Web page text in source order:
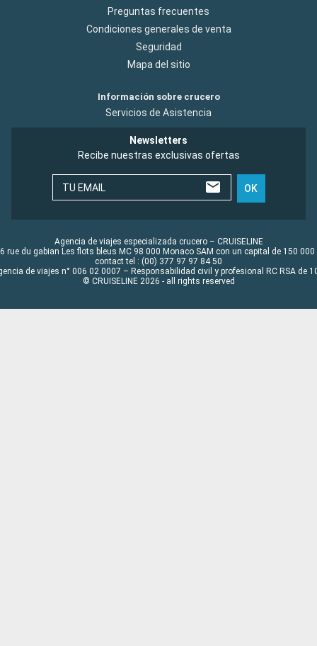
Preguntas frecuentes
Condiciones generales de venta
Seguridad
Mapa del sitio
Información sobre crucero
Servicios de Asistencia
Newsletters
Recibe nuestras exclusivas ofertas
TU EMAIL OK
Agencia de viajes especializada crucero – CRUISELINE
rue du gabian Les flots bleus MC 98 000 Monaco SAM con un capital de 150 000
contact tel : (00) 377 97 97 84 50
de viajes n° 006 02 0007 – Responsabilidad civil y profesional RC RSA de
© CRUISELINE 2026 - all rights reserved